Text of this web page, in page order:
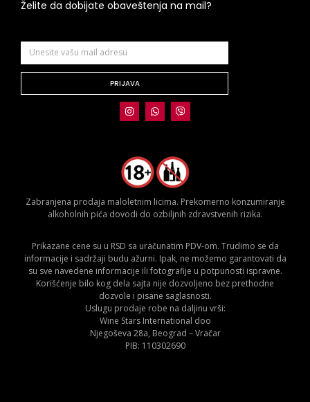
Želite da dobijate obaveštenja na mail?
PRIJAVA
Zabranjena prodaja maloletnim licima. Prekomerno konzumiranje
alkoholnih pića dovodi do ozbiljnih zdravstvenih rizika.
Prikazane cene su u RSD sa uračunatim PDV-om. Trudimo se da
informacije i sadržaji budu ažurni. Ipak, ne možemo garantovati da
su sve navedene informacije ili fotografije u potpunosti ispravne.
Korišćenje bilo kog dela sajta nije dozvoljeno bez prethodne
dozvole i pisane saglasnosti.
Uslugu prodaje robe na daljinu vrši:
Wine Stars International doo
Njegoševa 28a, Beograd – Vračar
PIB: 110302690